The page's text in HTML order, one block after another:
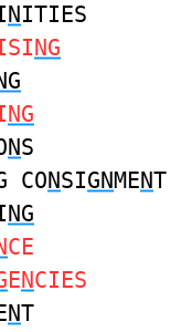
NITIES
NG
NG
NS
CONSIGNMENT
NG
CE
ENCIES
NT